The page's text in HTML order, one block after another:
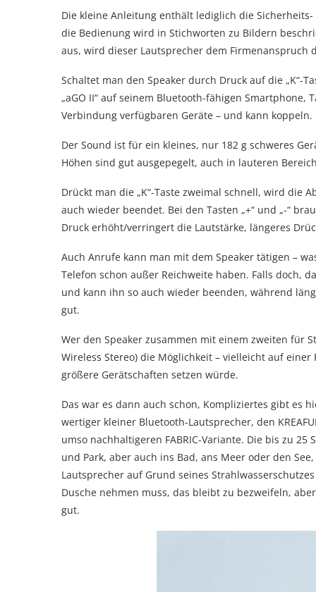
Die kleine Anleitung enthält lediglich die
die Bedienung wird in Stichworten zu Bildern
aus, wird dieser Lautsprecher dem
Schaltet man den Speaker durch Druck auf die „K“-
„aGO II“ auf seinem Bluetooth-fähigen
Verbindung verfügbaren Geräte – und kann koppeln.
Der Sound ist für ein kleines, nur 182 g schweres
Höhen sind gut ausgepegelt, auch in lauteren
Drückt man die „K“-Taste zweimal schnell, wird die
auch wieder beendet. Bei den Tasten „+“ und „-“
Druck erhöht/verringert die Lautstärke, längeres
Auch Anrufe kann man mit dem Speaker tätigen –
Telefon schon außer Reichweite haben. Falls doch,
und kann ihn so auch wieder beenden, während
gut.
Wer den Speaker zusammen mit einem zweiten für
Wireless Stereo) die Möglichkeit – vielleicht auf
größere Gerätschaften setzen würde.
Das war es dann auch schon, Kompliziertes gibt es
wertiger kleiner Bluetooth-Lautsprecher, den
umso nachhaltigeren FABRIC-Variante. Die bis zu
und Park, aber auch ins Bad, ans Meer oder den
Lautsprecher auf Grund seines
Dusche nehmen muss, das bleibt zu bezweifeln,
gut.